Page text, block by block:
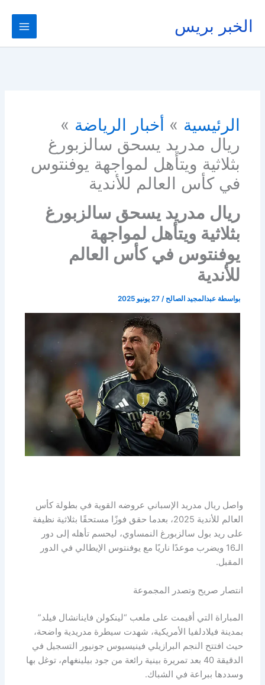
المحتوى
الخبر بريس
الرئيسية
أخبار الرياضة
ريال مدريد يسحق سالزبورغ
بثلاثية ويتأهل لمواجهة يوفنتوس
في كأس العالم للأندية
ريال مدريد يسحق سالزبورغ
بثلاثية ويتأهل لمواجهة
يوفنتوس في كأس العالم
للأندية
بواسطة عبدالمجيد الصالح/27 يونيو 2025
واصل ريال مدريد الإسباني عروضه القوية في بطولة كأس
العالم للأندية 2025، بعدما حقق فوزًا مستحقًا بثلاثية نظيفة
على ريد بول سالزبورغ النمساوي، ليحسم تأهله إلى دور
الـ16 ويضرب موعدًا ناريًا مع يوفنتوس الإيطالي في الدور
المقبل.
انتصار صريح وتصدر المجموعة
المباراة التي أقيمت على ملعب “لينكولن فاينانشال فيلد”
بمدينة فيلادلفيا الأمريكية، شهدت سيطرة مدريدية واضحة،
حيث افتتح النجم البرازيلي فينيسيوس جونيور التسجيل في
الدقيقة 40 بعد تمريرة بينية رائعة من جود بيلينغهام، توغل بها
وسددها ببراعة في الشباك.